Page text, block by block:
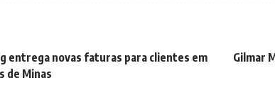
entrega novas faturas para clientes em
de Minas
Gilmar